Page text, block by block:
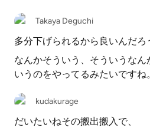
Takaya Deguchi
多分下げられるから良いんだろ
なんかそういう、そういうなん
いうのをやってるみたいですね。
kudakurage
だいたいねその搬出搬入で、